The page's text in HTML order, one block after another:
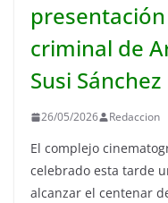
criminal de
Susi Sánchez
26/05/2026 Redaccion
El complejo
celebrado esta tarde
alcanzar el centenar